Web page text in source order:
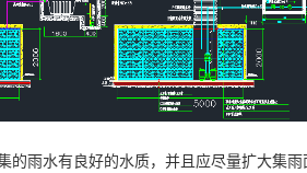
的雨水有良好的水质，并且应尽量扩大集雨